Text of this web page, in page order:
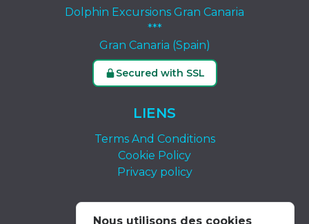
Dolphin Excursions Gran Canaria
***
Gran Canaria (Spain)
Secured with SSL
LIENS
Terms And Conditions
Cookie Policy
Privacy policy
CONTACTEZ-NOUS
Nous utilisons des cookies